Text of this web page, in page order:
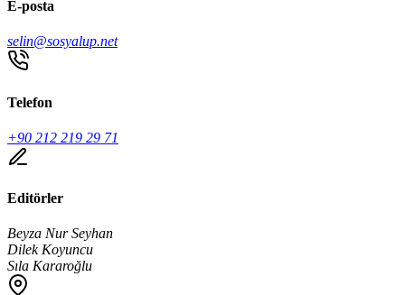
E-posta
selin@sosyalup.net
Telefon
+90 212 219 29 71
Editörler
Beyza Nur Seyhan
Dilek Koyuncu
Sıla Kararoğlu